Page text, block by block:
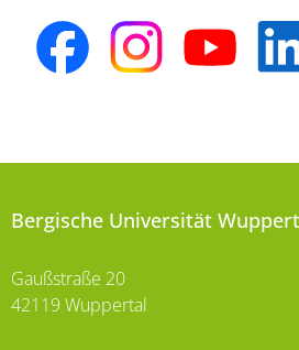
Bergische Universität
Gaußstraße 20
42119 Wuppertal